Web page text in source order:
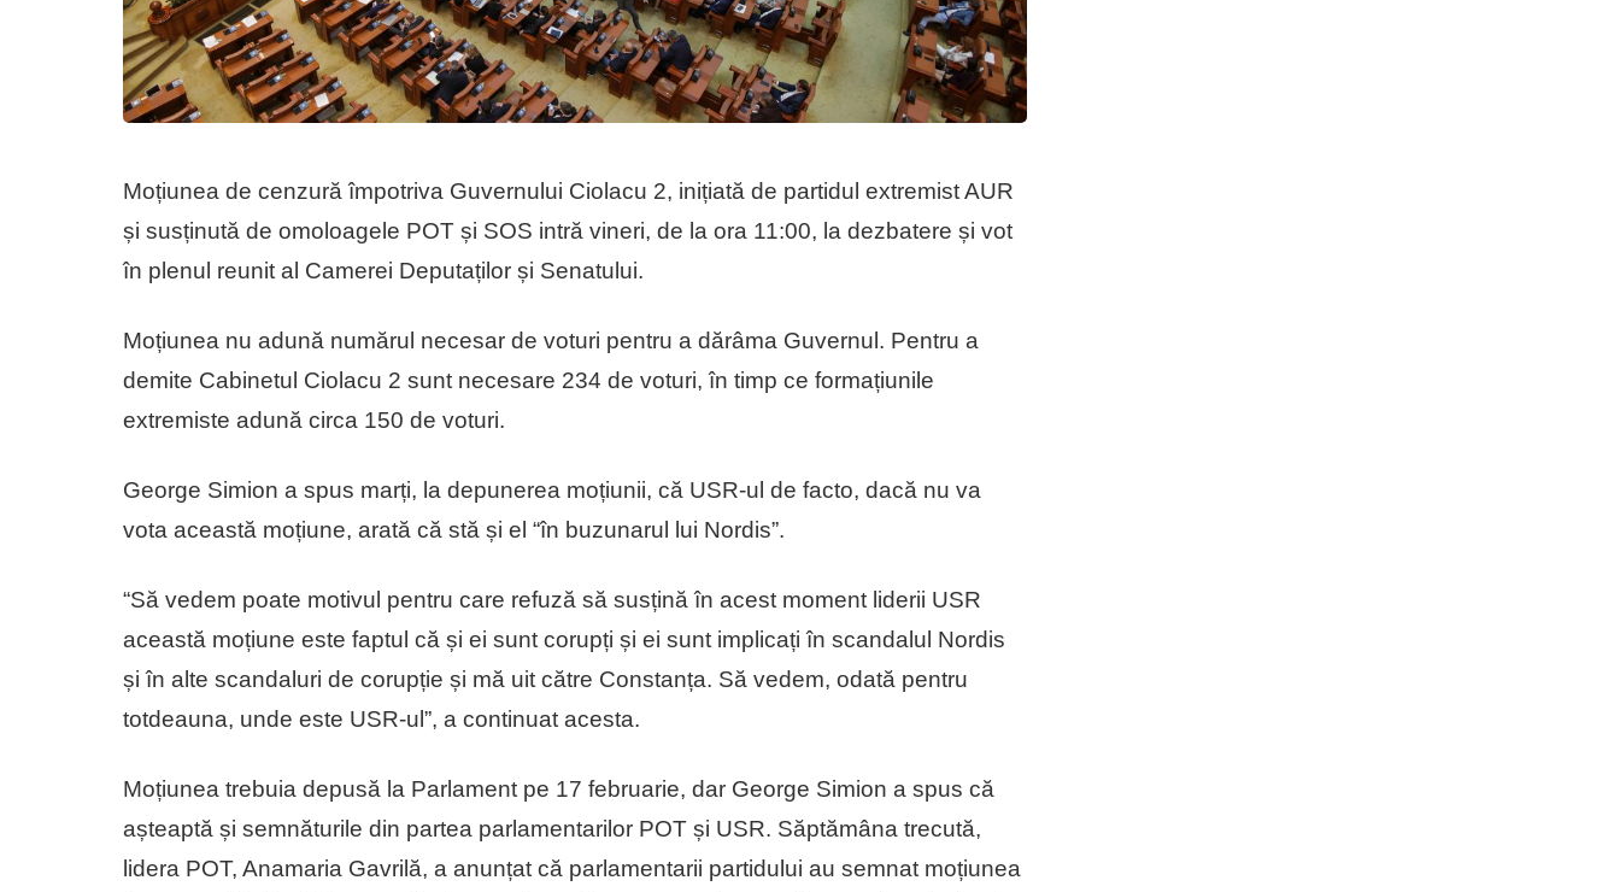
Moțiunea de cenzură împotriva Guvernului Ciolacu 2, inițiată de partidul extremist AUR
și susținută de omoloagele POT și SOS intră vineri, de la ora 11:00, la dezbatere și vot
în plenul reunit al Camerei Deputaților și Senatului.
Moțiunea nu adună numărul necesar de voturi pentru a dărâma Guvernul. Pentru a
demite Cabinetul Ciolacu 2 sunt necesare 234 de voturi, în timp ce formațiunile
extremiste adună circa 150 de voturi.
George Simion a spus marți, la depunerea moțiunii, că USR-ul de facto, dacă nu va
vota această moțiune, arată că stă și el “în buzunarul lui Nordis”.
“Să vedem poate motivul pentru care refuză să susțină în acest moment liderii USR
această moțiune este faptul că și ei sunt corupți și ei sunt implicați în scandalul Nordis
și în alte scandaluri de corupție și mă uit către Constanța. Să vedem, odată pentru
totdeauna, unde este USR-ul”, a continuat acesta.
Moțiunea trebuia depusă la Parlament pe 17 februarie, dar George Simion a spus că
așteaptă și semnăturile din partea parlamentarilor POT și USR. Săptămâna trecută,
lidera POT, Anamaria Gavrilă, a anunțat că parlamentarii partidului au semnat moțiunea